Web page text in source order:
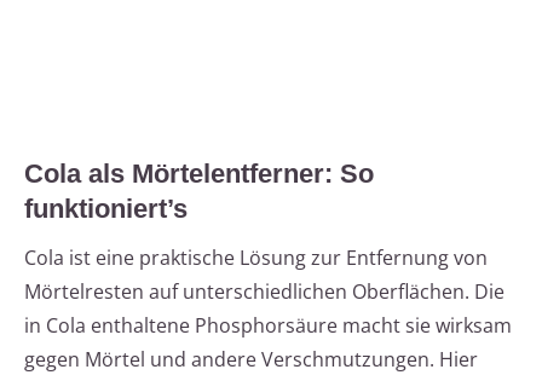
Cola als Mörtelentferner: So
funktioniert’s
Cola ist eine praktische Lösung zur Entfernung von
Mörtelresten auf unterschiedlichen Oberflächen. Die
in Cola enthaltene Phosphorsäure macht sie wirksam
gegen Mörtel und andere Verschmutzungen. Hier